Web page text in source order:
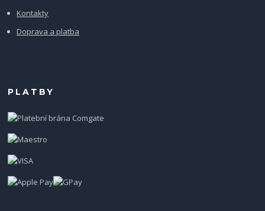
Kontakty
Doprava a platba
PLATBY